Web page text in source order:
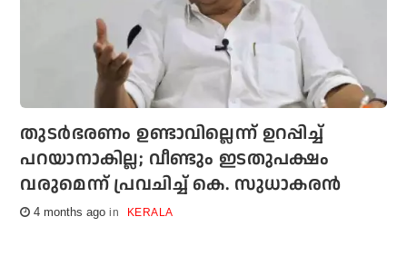
തുടര്‍ഭരണം ഉണ്ടാവില്ലെന്ന് ഉറപ്പിച്ച്
പറയാനാകില്ല; വീണ്ടും ഇടതുപക്ഷം
വരുമെന്ന് പ്രവചിച്ച് കെ. സുധാകരന്‍
4 months ago KERALA